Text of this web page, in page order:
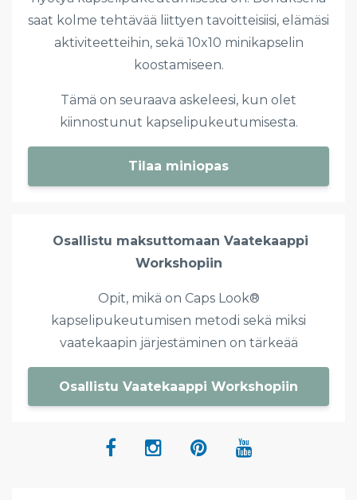
saat kolme tehtävää liittyen tavoitteisiisi, elämäsi
aktiviteetteihin, sekä 10x10 minikapselin
koostamiseen.
Tämä on seuraava askeleesi, kun olet
kiinnostunut kapselipukeutumisesta.
Tilaa miniopas
Osallistu maksuttomaan Vaatekaappi
Workshopiin
Opit, mikä on Caps Look®
kapselipukeutumisen metodi sekä miksi
vaatekaapin järjestäminen on tärkeää
Osallistu Vaatekaappi Workshopiin